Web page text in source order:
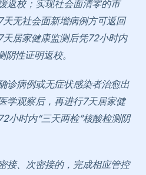
返校；实现社会面清零的市
无社会面新增病例方可返回
居家健康监测后凭72小时内
阴性证明返校。
诊病例或无症状感染者治愈出
学观察后，再进行7天居家健
小时内“三天两检”核酸检测阴
接、次密接的，完成相应管控